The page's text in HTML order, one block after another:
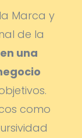
Marca y
de la
una
como